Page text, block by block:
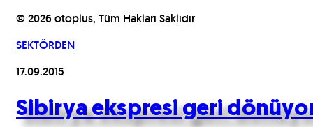
© 2026 otoplus, Tüm Hakları Saklıdır
SEKTÖRDEN
17.09.2015
Sibirya ekspresi geri